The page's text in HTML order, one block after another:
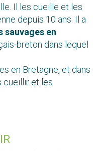
Il les cueille et les
depuis 10 ans. Il a
sauvages en
breton dans lequel
en Bretagne, et dans
cueillir et les